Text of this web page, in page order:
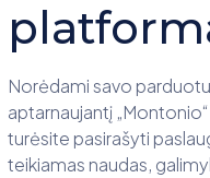
Norėdami savo
aptarnaujantį
turėsite pasirašyti
teikiamas naudas,